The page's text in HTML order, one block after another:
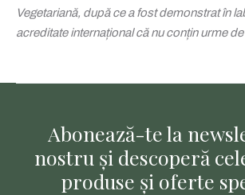
Vegetariană, după ce a fost demonstrat în
acreditate internațional că nu conțin urme
Abonează-te la
nostru și descoperă
produse și oferte